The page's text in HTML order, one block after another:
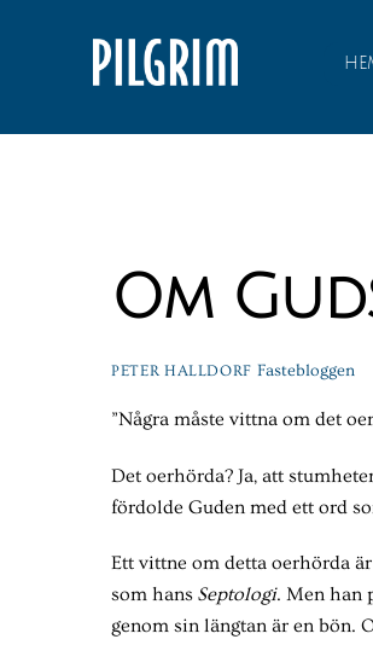
Om
PETER HALLDORF Fastebloggen
”Några måste vittna om det
Det oerhörda? Ja, att
fördolde Guden med ett ord
Ett vittne om detta oerhörda
som hans Septologi. Men han
genom sin längtan är en bön.